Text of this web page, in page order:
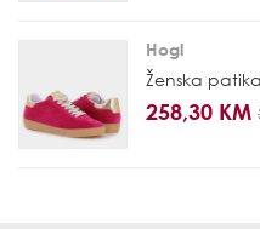
Hogl
Ženska patika
258,30 KM